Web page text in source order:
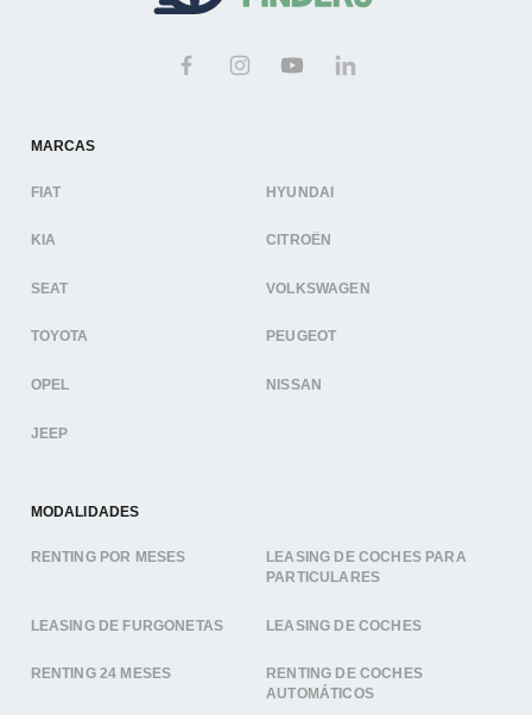
MARCAS
FIAT HYUNDAI
KIA CITROËN
SEAT VOLKSWAGEN
TOYOTA PEUGEOT
OPEL NISSAN
JEEP
MODALIDADES
RENTING POR MESES
LEASING DE COCHES PARA
PARTICULARES
LEASING DE FURGONETAS LEASING DE COCHES
RENTING 24 MESES
RENTING DE COCHES
AUTOMÁTICOS